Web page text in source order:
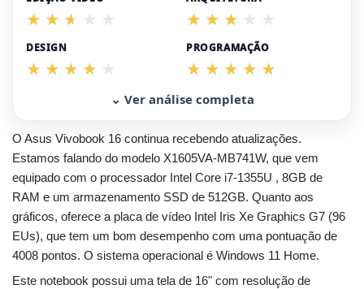
DESIGN PROGRAMAÇÃO
⌄ Ver análise completa
O Asus Vivobook 16 continua recebendo atualizações.
Estamos falando do modelo X1605VA-MB741W, que vem
equipado com o processador Intel Core i7-1355U , 8GB de
RAM e um armazenamento SSD de 512GB. Quanto aos
gráficos, oferece a placa de vídeo Intel Iris Xe Graphics G7 (96
EUs), que tem um bom desempenho com uma pontuação de
4008 pontos. O sistema operacional é Windows 11 Home.
Este notebook possui uma tela de 16" com resolução de